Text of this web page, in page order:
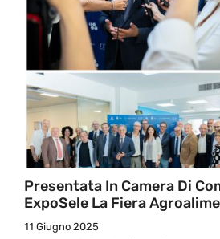
Presentata In Camera Di
ExpoSele La Fiera
11 Giugno 2025